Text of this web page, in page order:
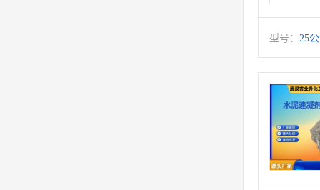
型号： 25